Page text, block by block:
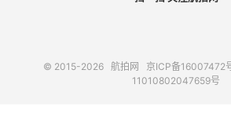
© 2015-2026 航拍网 京ICP备16007472
11010802047659号